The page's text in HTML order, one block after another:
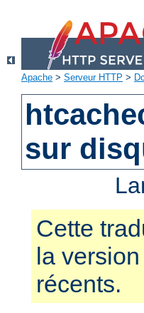
Apache > Serveur HTTP >
sur
Cette
la
récents.